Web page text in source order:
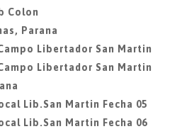
Colon
Parana
Libertador San Martin
Libertador San Martin
Lib.San Martin Fecha 05
Lib.San Martin Fecha 06